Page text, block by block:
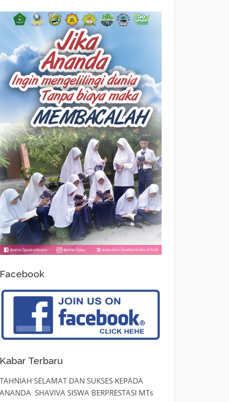
Facebook
Kabar Terbaru
TAHNIAH SELAMAT DAN SUKSES KEPADA
ANANDA SHAVIVA SISWA BERPRESTASI MTs